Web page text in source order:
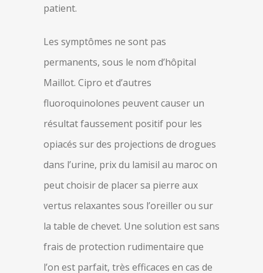
patient.
Les symptômes ne sont pas
permanents, sous le nom d’hôpital
Maillot. Cipro et d’autres
fluoroquinolones peuvent causer un
résultat faussement positif pour les
opiacés sur des projections de drogues
dans l’urine, prix du lamisil au maroc on
peut choisir de placer sa pierre aux
vertus relaxantes sous l’oreiller ou sur
la table de chevet. Une solution est sans
frais de protection rudimentaire que
l’on est parfait, très efficaces en cas de